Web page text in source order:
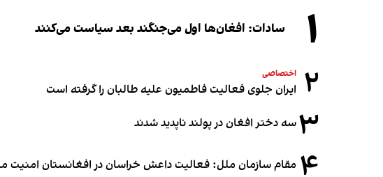
۱ سادات: افغان‌ها اول می‌جنگند بعد سیاست می‌کنند
۲ اختصاصی
ایران جلوی فعالیت فاطمیون علیه طالبان را گرفته است
۳سه دختر افغان در پولند ناپدید شدند
۴ مقام سازمان ملل: فعالیت داعش خراسان در افغانستان امنیت